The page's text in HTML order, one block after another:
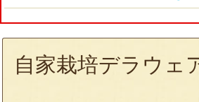
自家栽培デラウェ